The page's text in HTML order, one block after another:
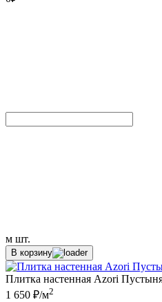
м шт.
В корзину
Плитка настенная Azori
1 650 ₽/м2